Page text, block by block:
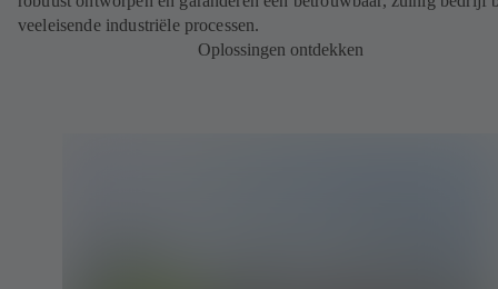
veeleisende industriële processen.
Oplossingen ontdekken